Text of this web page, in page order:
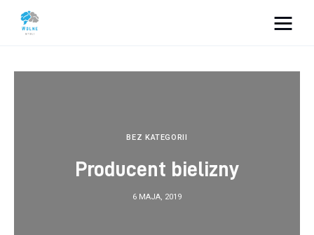
Dom i ogród
BEZ KATEGORII
Producent bielizny
6 MAJA, 2019